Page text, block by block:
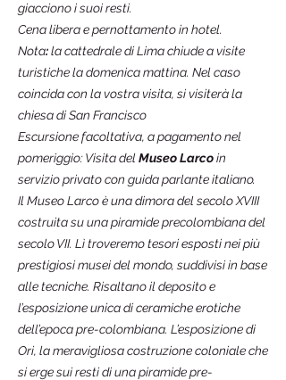
giacciono i suoi resti.
Cena libera e pernottamento in hotel.
Nota:la cattedrale di Lima chiude a visite
turistiche la domenica mattina. Nel caso
coincida con la vostra visita, si visiterà la
chiesa di San Francisco
Escursione facoltativa, a pagamento nel
pomeriggio: Visita delMuseo Larcoin
servizio privato con guida parlante italiano.
Il Museo Larco è una dimora del secolo XVIII
costruita su una piramide precolombiana del
secolo VII. Lì troveremo tesori esposti nei più
prestigiosi musei del mondo, suddivisi in base
alle tecniche. Risaltano il deposito e
l’esposizione unica di ceramiche erotiche
dell’epoca pre-colombiana. L’esposizione di
Ori, la meravigliosa costruzione coloniale che
si erge sui resti di una piramide pre-